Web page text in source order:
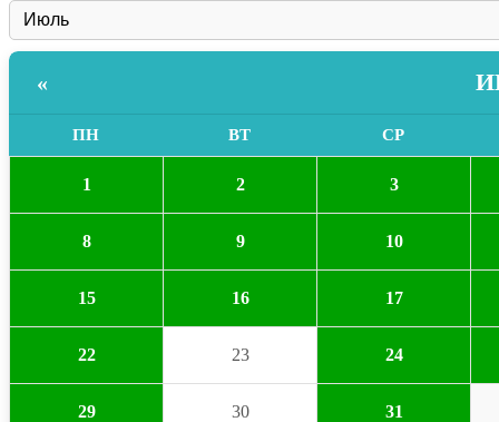
«
ПН ВТ СР
1 2 3
8 9 10
15 16 17
22 23 24
29 30 31